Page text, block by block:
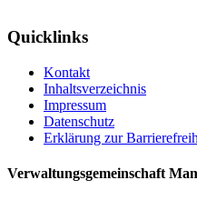
Quicklinks
Kontakt
Inhaltsverzeichnis
Impressum
Datenschutz
Erklärung zur
Verwaltungsgemeinschaft